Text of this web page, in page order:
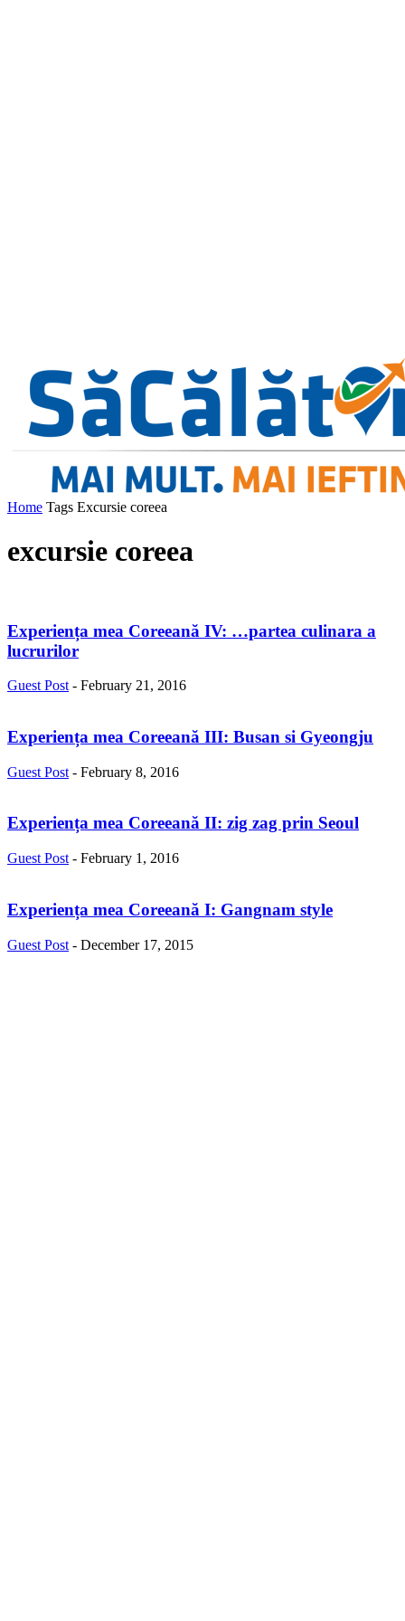
Home Tags Excursie coreea
excursie coreea
Experiența mea Coreeană IV: …partea culinara a
lucrurilor
Guest Post - February 21, 2016
Experiența mea Coreeană III: Busan si Gyeongju
Guest Post - February 8, 2016
Experiența mea Coreeană II: zig zag prin Seoul
Guest Post - February 1, 2016
Experiența mea Coreeană I: Gangnam style
Guest Post - December 17, 2015